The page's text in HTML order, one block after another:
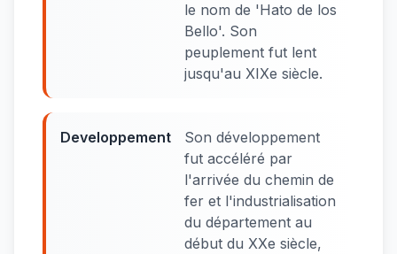
le nom de 'Hato de los
Bello'. Son
peuplement fut lent
jusqu'au XIXe siècle.
Developpement
Son développement
fut accéléré par
l'arrivée du chemin de
fer et l'industrialisation
du département au
début du XXe siècle,